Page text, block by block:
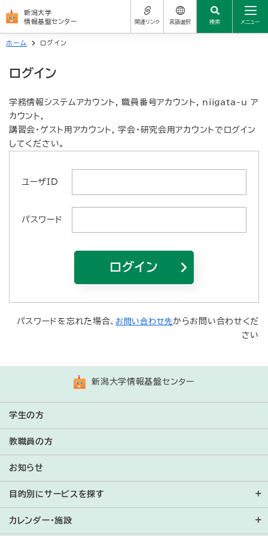
新潟大学
情報基盤センター
関連リンク 言語選択 検索 メニュー
センターについて
学生の方
教職員の方
サービス一覧
よくある質問（FAQ）
お問い合わせ先
新潟大学公式サイト
学生メール
統合アカウント（新大ID）
العربية
简体中文
繁體中文
Nederlands
Bahasa Indonesia
日本語
Bahasa Melayu
Монгол
Português
Română
Русский
Español
お問い合わせ先
ホーム ログイン
ログイン
学務情報システムアカウント, 職員番号アカウント, niigata-u ア
カウント,
講習会・ゲスト用アカウント, 学会・研究会用アカウントでログイン
してください。
ユーザID
パスワード
ログイン
パスワードを忘れた場合、 お問い合わせ先からお問い合わせくだ
さい
新潟大学情報基盤センター
学生の方
教職員の方
お知らせ
目的別にサービスを探す
カレンダー・施設